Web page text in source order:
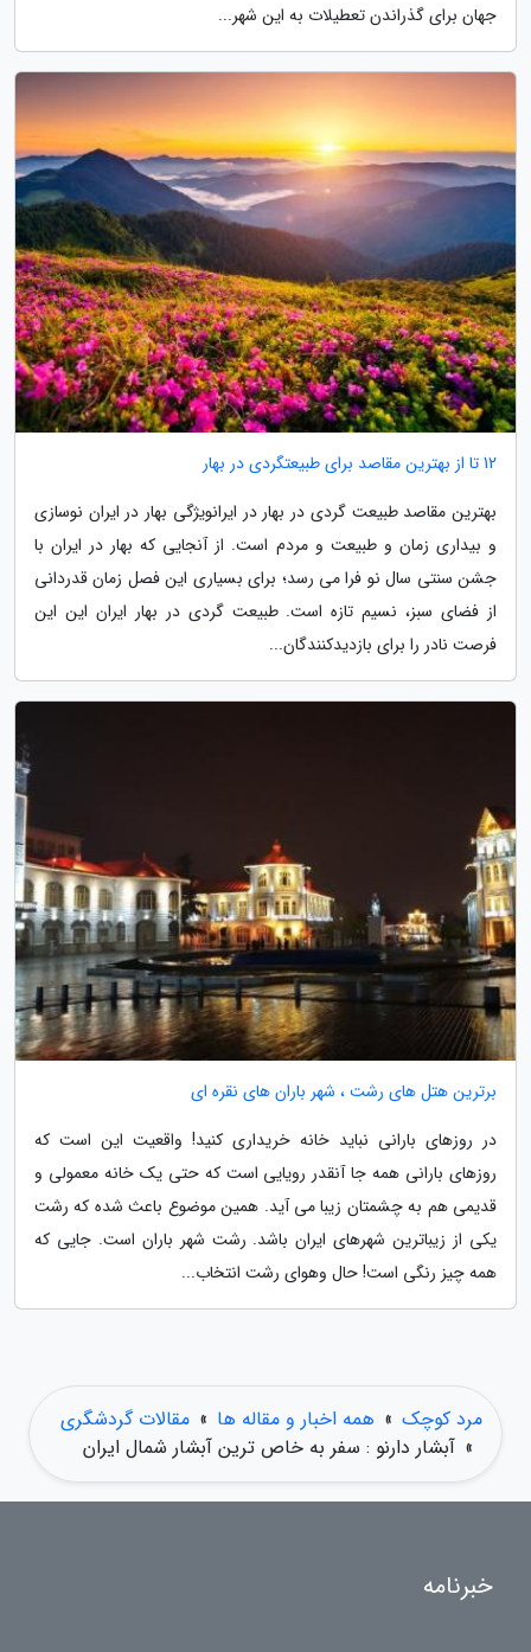
جهان برای گذراندن تعطیلات به این شهر...
12 تا از بهترین مقاصد برای طبیعتگردی در بهار
بهترین مقاصد طبیعت گردی در بهار در ایرانویژگی بهار در ایران نوسازی
و بیداری زمان و طبیعت و مردم است. از آنجایی که بهار در ایران با
جشن سنتی سال نو فرا می رسد؛ برای بسیاری این فصل زمان قدردانی
از فضای سبز، نسیم تازه است. طبیعت گردی در بهار ایران این این
فرصت نادر را برای بازدیدکنندگان...
برترین هتل های رشت ، شهر باران های نقره ای
در روزهای بارانی نباید خانه خریداری کنید! واقعیت این است که
روزهای بارانی همه جا آنقدر رویایی است که حتی یک خانه معمولی و
قدیمی هم به چشمتان زیبا می آید. همین موضوع باعث شده که رشت
یکی از زیباترین شهرهای ایران باشد. رشت شهر باران است. جایی که
همه چیز رنگی است! حال وهوای رشت انتخاب...
مرد کوچک » همه اخبار و مقاله ها » مقالات گردشگری
» آبشار دارنو : سفر به خاص ترین آبشار شمال ایران
خبرنامه